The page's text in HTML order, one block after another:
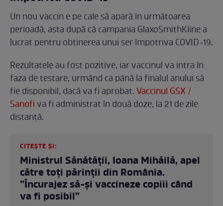
Un nou vaccin e pe cale să apară în următoarea
perioadă, asta după că campania GlaxoSmithKline a
lucrat pentru obținerea unui ser împotriva COVID-19.
Rezultatele au fost pozitive, iar vaccinul va intra în
faza de testare, urmând ca până la finalul anului să
fie disponibil, dacă va fi aprobat.Vaccinul GSX /
Sanofiva fi administrat în două doze, la 21 de zile
distanță.
CITEȘTE ȘI:
Ministrul Sănătății, Ioana Mihăilă, apel
către toți părinții din România.
”Încurajez să-şi vaccineze copiii când
va fi posibil”